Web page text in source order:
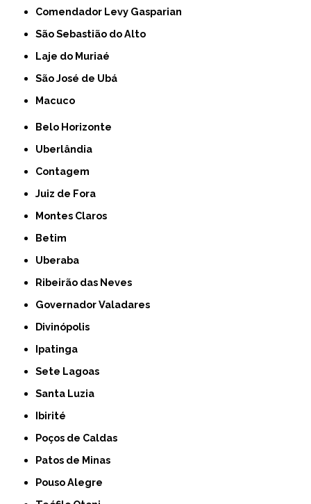
Comendador Levy Gasparian
São Sebastião do Alto
Laje do Muriaé
São José de Ubá
Macuco
Belo Horizonte
Uberlândia
Contagem
Juiz de Fora
Montes Claros
Betim
Uberaba
Ribeirão das Neves
Governador Valadares
Divinópolis
Ipatinga
Sete Lagoas
Santa Luzia
Ibirité
Poços de Caldas
Patos de Minas
Pouso Alegre